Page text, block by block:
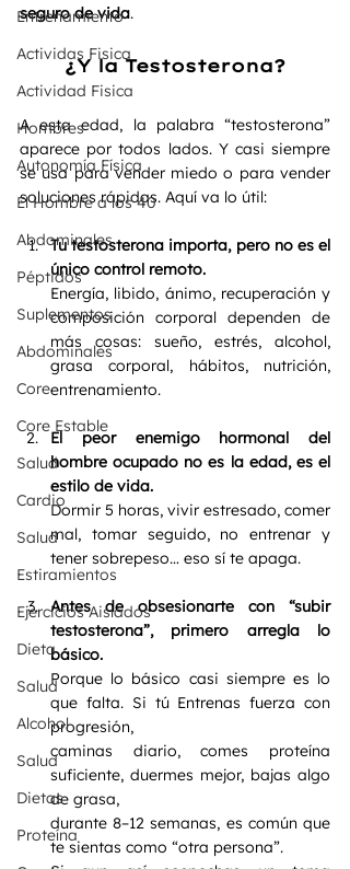
Entrenamiento
Actividas Fisica
Actividad Fisica
Hombres
Autonomía Física
El Hombre a los 40
Abdominales
Péptidos
Suplementos
Abdominales
Core
Core Estable
Salud
Cardio
Salud
Estiramientos
Ejercicios Aislados
Dieta
Salud
Alcohol
Salud
Dietas
Proteína
seguro de vida.
¿Y la Testosterona?
A esta edad, la palabra “testosterona”
aparece por todos lados. Y casi siempre
se usa para vender miedo o para vender
soluciones rápidas. Aquí va lo útil:
Tu testosterona importa, pero no es el
único control remoto.
Energía, libido, ánimo, recuperación y
composición corporal dependen de
más cosas: sueño, estrés, alcohol,
grasa corporal, hábitos, nutrición,
entrenamiento.
El peor enemigo hormonal del
hombre ocupado no es la edad, es el
estilo de vida.
Dormir 5 horas, vivir estresado, comer
mal, tomar seguido, no entrenar y
tener sobrepeso… eso sí te apaga.
Antes de obsesionarte con “subir
testosterona”, primero arregla lo
básico.
Porque lo básico casi siempre es lo
que falta. Si tú Entrenas fuerza con
progresión,
caminas diario, comes proteína
suficiente, duermes mejor, bajas algo
de grasa,
durante 8–12 semanas, es común que
te sientas como “otra persona”.